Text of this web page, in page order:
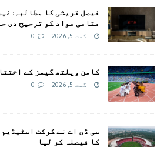
فیصل قریشی کا مطالبہ:
مقامی مواد کو ترجیح دی
اگست 5, 2026 0
کامن ویلتھ گیمز کے
اگست 5, 2026 0
سی ڈی اے نے کرکٹ
کا فیصلہ کر لیا